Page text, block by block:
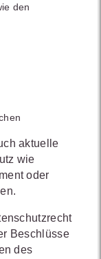
den
aktuelle
wie
oder
Beschlüsse
des